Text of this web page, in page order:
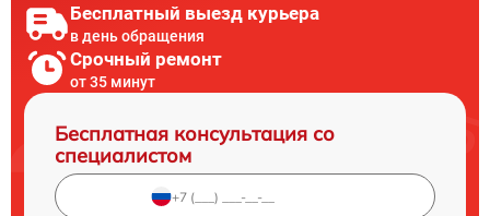
Бесплатный выезд курьера
в день обращения
Срочный ремонт
от 35 минут
Бесплатная консультация со
специалистом